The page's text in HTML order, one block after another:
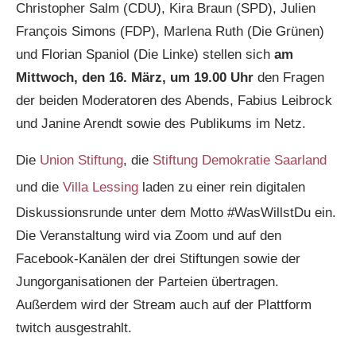
Christopher Salm (CDU), Kira Braun (SPD), Julien
François Simons (FDP), Marlena Ruth (Die Grünen)
und Florian Spaniol (Die Linke) stellen sich am
Mittwoch, den 16. März, um 19.00 Uhr den Fragen
der beiden Moderatoren des Abends, Fabius Leibrock
und Janine Arendt sowie des Publikums im Netz.
Die Union Stiftung, die Stiftung Demokratie Saarland
und die Villa Lessing laden zu einer rein digitalen
Diskussionsrunde unter dem Motto #WasWillstDu ein.
Die Veranstaltung wird via Zoom und auf den
Facebook-Kanälen der drei Stiftungen sowie der
Jungorganisationen der Parteien übertragen.
Außerdem wird der Stream auch auf der Plattform
twitch ausgestrahlt.